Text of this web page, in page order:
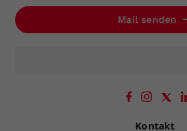
Mail senden
Kontakt